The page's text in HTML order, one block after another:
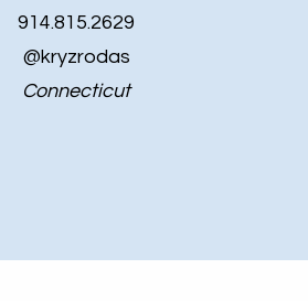
914.815.2629
@kryzrodas
Connecticut